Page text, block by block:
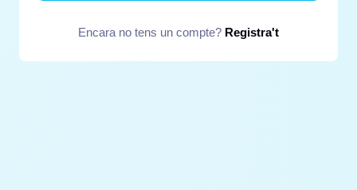
Encara no tens un compte? Registra't